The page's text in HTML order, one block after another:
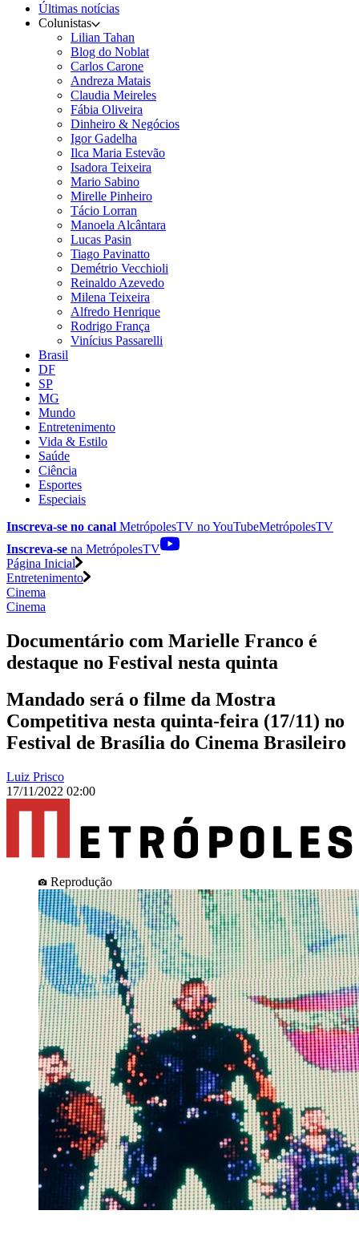
Últimas notícias
Colunistas
Lilian Tahan
Blog do Noblat
Carlos Carone
Andreza Matais
Claudia Meireles
Fábia Oliveira
Dinheiro & Negócios
Igor Gadelha
Ilca Maria Estevão
Isadora Teixeira
Mario Sabino
Mirelle Pinheiro
Tácio Lorran
Manoela Alcântara
Lucas Pasin
Tiago Pavinatto
Demétrio Vecchioli
Reinaldo Azevedo
Milena Teixeira
Alfredo Henrique
Rodrigo França
Vinícius Passarelli
Brasil
DF
SP
MG
Mundo
Entretenimento
Vida & Estilo
Saúde
Ciência
Esportes
Especiais
Inscreva-se no canal MetrópolesTV noYouTubeMetrópolesTV
Inscreva-se na MetrópolesTV
Página Inicial
Entretenimento
Cinema
Cinema
Documentário com Marielle Franco é
destaque no Festival nesta quinta
Mandado será o filme da Mostra
Competitiva nesta quinta-feira (17/11) no
Festival de Brasília do Cinema Brasileiro
Luiz Prisco
17/11/2022 02:00
Reprodução